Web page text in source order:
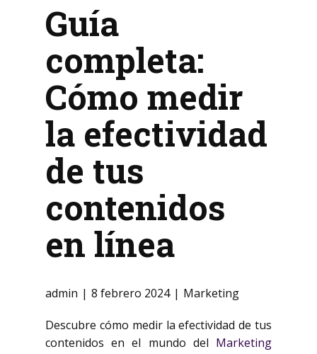
Guía
completa:
Cómo medir
la efectividad
de tus
contenidos
en línea
admin 8 febrero 2024 Marketing
Descubre cómo medir la efectividad de tus
contenidos en el mundo del Marketing